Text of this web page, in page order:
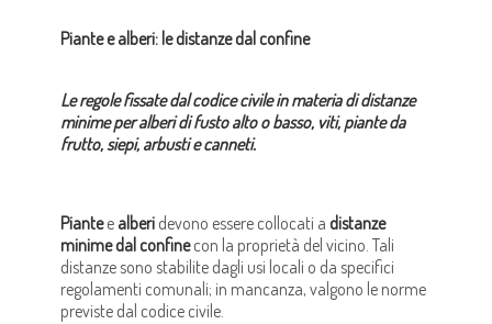
Piante e alberi: le distanze dal confine
Le regole fissate dal codice civile in materia di distanze
minime per alberi di fusto alto o basso, viti, piante da
frutto, siepi, arbusti e canneti.
Piantee alberi devono essere collocati a distanze
minime dal confinecon la proprietà del vicino. Tali
distanze sono stabilite dagli usi locali o da specifici
regolamenti comunali; in mancanza, valgono le norme
previste dal codice civile.